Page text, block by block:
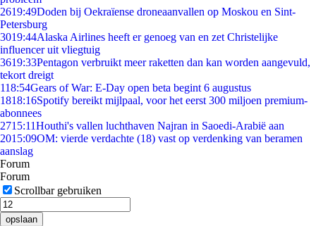
2619:49Doden bij Oekraïense droneaanvallen op Moskou en Sint-
Petersburg
3019:44Alaska Airlines heeft er genoeg van en zet Christelijke
influencer uit vliegtuig
3619:33Pentagon verbruikt meer raketten dan kan worden aangevuld,
tekort dreigt
118:54Gears of War: E-Day open beta begint 6 augustus
1818:16Spotify bereikt mijlpaal, voor het eerst 300 miljoen premium-
abonnees
2715:11Houthi's vallen luchthaven Najran in Saoedi-Arabië aan
2015:09OM: vierde verdachte (18) vast op verdenking van beramen
aanslag
Forum
Forum
Scrollbar gebruiken
opslaan